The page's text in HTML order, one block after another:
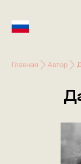
Главная Автор